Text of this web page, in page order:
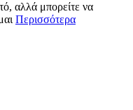
αλλά μπορείτε να
Περισσότερα